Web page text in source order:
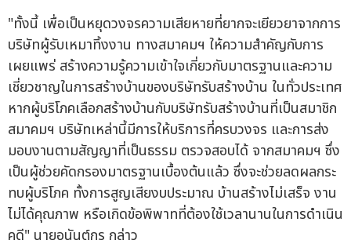
"ทั้งนี้ เพื่อเป็นหยุดวงจรความเสียหายที่ยากจะเยียวยาจากการ
บริษัทผู้รับเหมาทิ้งงาน ทางสมาคมฯ ให้ความสำคัญกับการ
เผยแพร่ สร้างความรู้ความเข้าใจเกี่ยวกับมาตรฐานและความ
เชี่ยวชาญในการสร้างบ้านของบริษัทรับสร้างบ้าน ในทั่วประเทศ
หากผู้บริโภคเลือกสร้างบ้านกับบริษัทรับสร้างบ้านที่เป็นสมาชิก
สมาคมฯ บริษัทเหล่านี้มีการให้บริการที่ครบวงจร และการส่ง
มอบงานตามสัญญาที่เป็นธรรม ตรวจสอบได้ จากสมาคมฯ ซึ่ง
เป็นผู้ช่วยคัดกรองมาตรฐานเบื้องต้นแล้ว ซึ่งจะช่วยลดผลกระ
ทบผู้บริโภค ทั้งการสูญเสียงบประมาณ บ้านสร้างไม่เสร็จ งาน
ไม่ได้คุณภาพ หรือเกิดข้อพิพาทที่ต้องใช้เวลานานในการดำเนิน
คดี" นายอนันต์กร กล่าว